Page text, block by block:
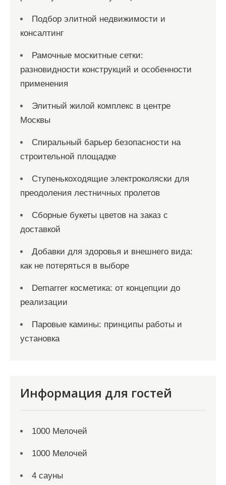
Подбор элитной недвижимости и
консалтинг
Рамочные москитные сетки:
разновидности конструкций и особенности
применения
Элитный жилой комплекс в центре
Москвы
Спиральный барьер безопасности на
строительной площадке
Ступенькоходящие электроколяски для
преодоления лестничных пролетов
Сборные букеты цветов на заказ с
доставкой
Добавки для здоровья и внешнего вида:
как не потеряться в выборе
Demarrer косметика: от концепции до
реализации
Паровые камины: принципы работы и
установка
Информация для гостей
1000 Мелочей
1000 Мелочей
4 сауны